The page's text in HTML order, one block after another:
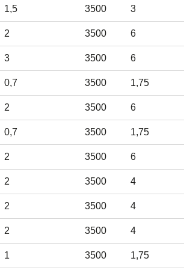
1,5 3500 3
2 3500 6
3 3500 6
0,7 3500 1,75
2 3500 6
0,7 3500 1,75
2 3500 6
2 3500 4
2 3500 4
2 3500 4
1 3500 1,75